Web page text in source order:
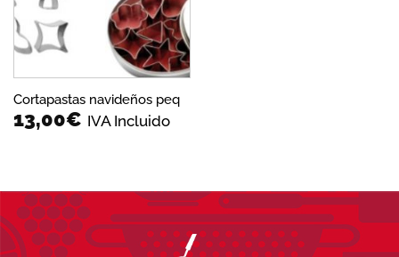
Cortapastas navideños peq
13,00€ IVA Incluido